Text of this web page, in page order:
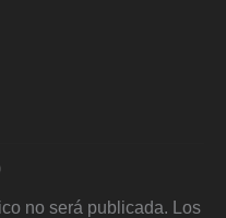
no será publicada. Los